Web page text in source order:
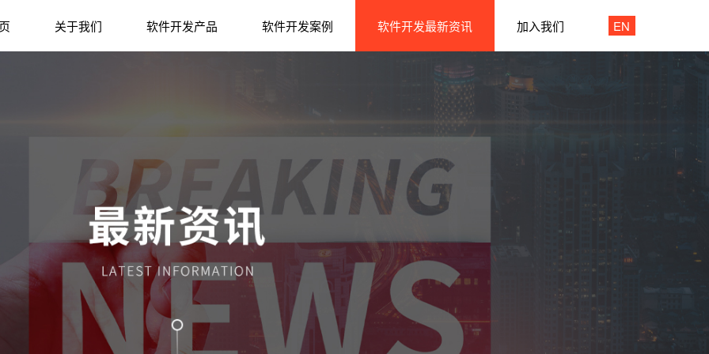
关于我们 软件开发产品 软件开发案例 软件开发最新资讯 加入我们 EN